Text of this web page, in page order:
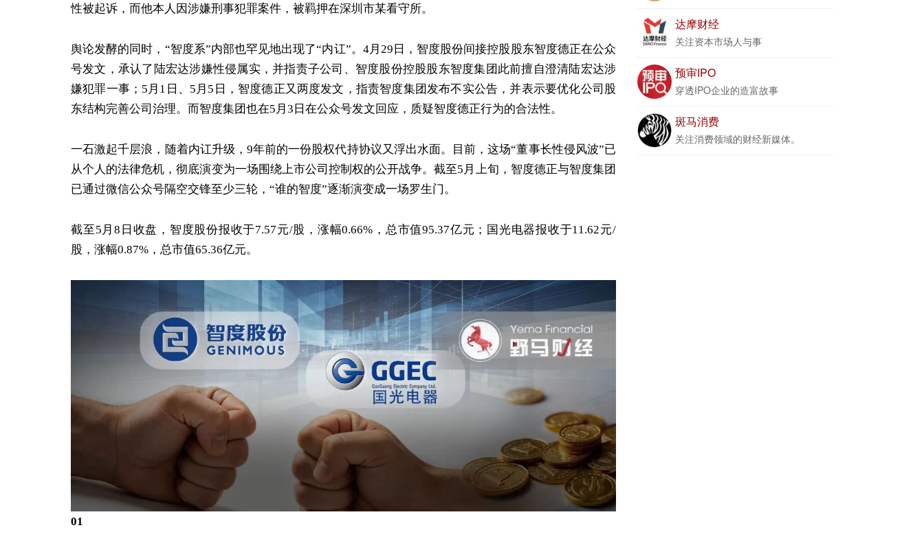
性被起诉，而他本人因涉嫌刑事犯罪案件，被羁押在深圳市某看守所。
舆论发酵的同时，“智度系”内部也罕见地出现了“内讧”。4月29日，智度股份间接控股股东智度德正在公众
号发文，承认了陆宏达涉嫌性侵属实，并指责子公司、智度股份控股股东智度集团此前擅自澄清陆宏达涉
嫌犯罪一事；5月1日、5月5日，智度德正又两度发文，指责智度集团发布不实公告，并表示要优化公司股
东结构完善公司治理。而智度集团也在5月3日在公众号发文回应，质疑智度德正行为的合法性。
一石激起千层浪，随着内讧升级，9年前的一份股权代持协议又浮出水面。目前，这场“董事长性侵风波”已
从个人的法律危机，彻底演变为一场围绕上市公司控制权的公开战争。截至5月上旬，智度德正与智度集团
已通过微信公众号隔空交锋至少三轮，“谁的智度”逐渐演变成一场罗生门。
截至5月8日收盘，智度股份报收于7.57元/股，涨幅0.66%，总市值95.37亿元；国光电器报收于11.62元/
股，涨幅0.87%，总市值65.36亿元。
01
达摩财经
关注资本市场人与事
预审IPO
穿透IPO企业的造富故事
斑马消费
关注消费领域的财经新媒体。